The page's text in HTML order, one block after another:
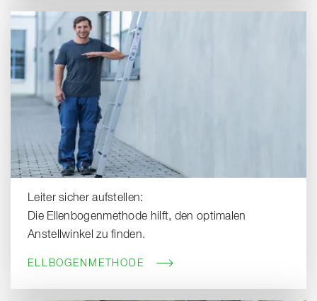
Leiter sicher aufstellen:
Die Ellenbogenmethode hilft, den optimalen
Anstellwinkel zu finden.
ELLBOGENMETHODE